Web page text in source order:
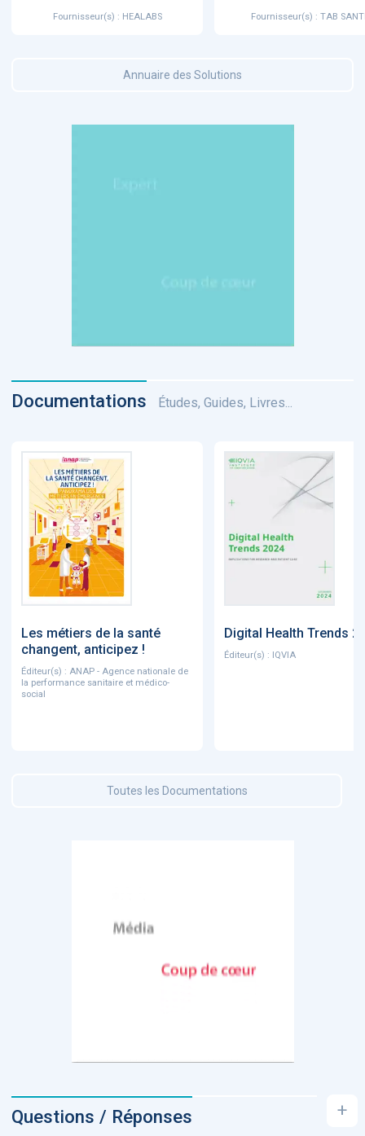
Fournisseur(s) : HEALABS Fournisseur(s) : TAB
Annuaire des Solutions
Documentations Études, Guides, Livres...
Les métiers de la santé
changent, anticipez !
Éditeur(s) : ANAP - Agence nationale de
la performance sanitaire et médico-
social
Digital Health Trends
Éditeur(s) : IQVIA
Toutes les Documentations
Questions / Réponses +